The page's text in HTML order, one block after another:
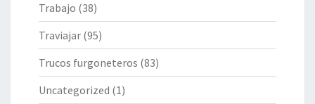
Trabajo (38)
Traviajar (95)
Trucos furgoneteros (83)
Uncategorized (1)